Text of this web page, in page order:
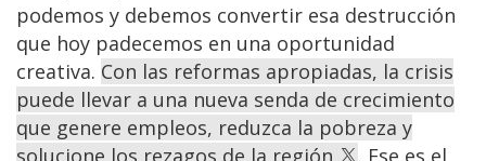
podemos y debemos convertir esa destrucción
que hoy padecemos en una oportunidad
creativa. Con las reformas apropiadas, la crisis
puede llevar a una nueva senda de crecimiento
que genere empleos, reduzca la pobreza y
solucione los rezagos de la región
. Ese es el